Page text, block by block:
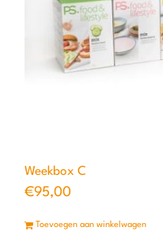
Weekbox C
€95,00
Toevoegen aan winkelwagen